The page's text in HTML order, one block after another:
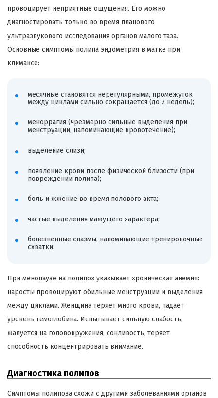
провоцирует неприятные ощущения. Его можно
диагностировать только во время планового
ультразвукового исследования органов малого таза.
Основные симптомы полипа эндометрия в матке при
климаксе:
месячные становятся нерегулярными, промежуток
между циклами сильно сокращается (до 2 недель);
меноррагия (чрезмерно сильные выделения при
менструации, напоминающие кровотечение);
выделение слизи;
появление крови после физической близости (при
повреждении полипа);
боль и жжение во время полового акта;
частые выделения мажущего характера;
болезненные спазмы, напоминающие тренировочные
схватки.
При менопаузе на полипоз указывает хроническая анемия:
наросты провоцируют обильные менструации и выделения
между циклами. Женщина теряет много крови, падает
уровень гемоглобина. Испытывает сильную слабость,
жалуется на головокружения, сонливость, теряет
способность концентрировать внимание.
Диагностика полипов
Симптомы полипоза схожи с другими заболеваниями органов